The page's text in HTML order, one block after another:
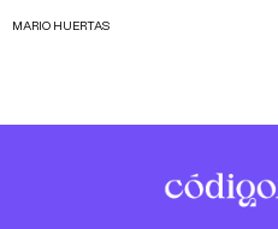
MARIO HUERTAS